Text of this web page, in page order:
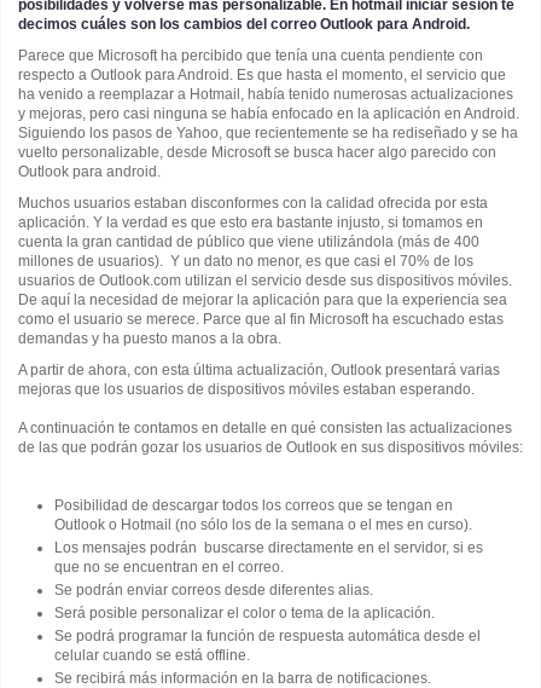
posibilidades y volverse más personalizable. En hotmail iniciar sesion te
decimos cuáles son los cambios del correo Outlook para Android.
Parece que Microsoft ha percibido que tenía una cuenta pendiente con
respecto a Outlook para Android. Es que hasta el momento, el servicio que
ha venido a reemplazar a Hotmail, había tenido numerosas actualizaciones
y mejoras, pero casi ninguna se había enfocado en la aplicación en Android.
Siguiendo los pasos de Yahoo, que recientemente se ha rediseñado y se ha
vuelto personalizable, desde Microsoft se busca hacer algo parecido con
Outlook para android.
Muchos usuarios estaban disconformes con la calidad ofrecida por esta
aplicación. Y la verdad es que esto era bastante injusto, si tomamos en
cuenta la gran cantidad de público que viene utilizándola (más de 400
millones de usuarios). Y un dato no menor, es que casi el 70% de los
usuarios de Outlook.com utilizan el servicio desde sus dispositivos móviles.
De aquí la necesidad de mejorar la aplicación para que la experiencia sea
como el usuario se merece. Parce que al fin Microsoft ha escuchado estas
demandas y ha puesto manos a la obra.
A partir de ahora, con esta última actualización, Outlook presentará varias
mejoras que los usuarios de dispositivos móviles estaban esperando.
A continuación te contamos en detalle en qué consisten las actualizaciones
de las que podrán gozar los usuarios de Outlook en sus dispositivos móviles:
Posibilidad de descargar todos los correos que se tengan en
Outlook o Hotmail (no sólo los de la semana o el mes en curso).
Los mensajes podrán buscarse directamente en el servidor, si es
que no se encuentran en el correo.
Se podrán enviar correos desde diferentes alias.
Será posible personalizar el color o tema de la aplicación.
Se podrá programar la función de respuesta automática desde el
celular cuando se está offline.
Se recibirá más información en la barra de notificaciones.